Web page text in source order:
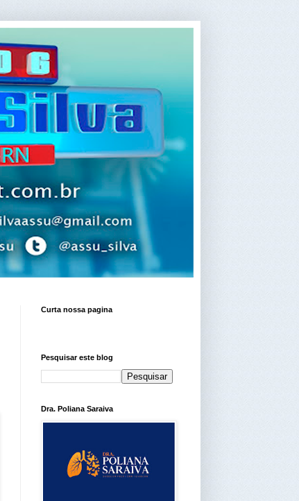
Curta nossa pagina
Pesquisar este blog
Dra. Poliana Saraiva